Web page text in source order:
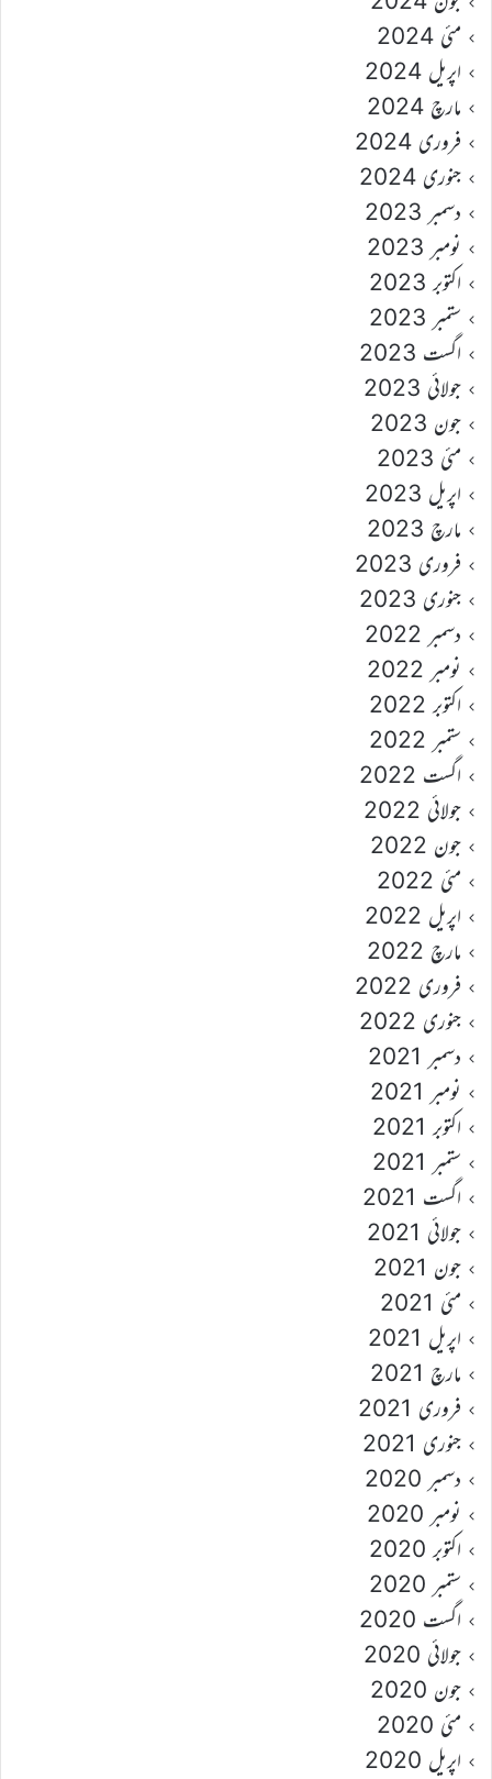
مئی 2024
اپریل 2024
مارچ 2024
فروری 2024
جنوری 2024
دسمبر 2023
نومبر 2023
اکتوبر 2023
ستمبر 2023
اگست 2023
جولائی 2023
جون 2023
مئی 2023
اپریل 2023
مارچ 2023
فروری 2023
جنوری 2023
دسمبر 2022
نومبر 2022
اکتوبر 2022
ستمبر 2022
اگست 2022
جولائی 2022
جون 2022
مئی 2022
اپریل 2022
مارچ 2022
فروری 2022
جنوری 2022
دسمبر 2021
نومبر 2021
اکتوبر 2021
ستمبر 2021
اگست 2021
جولائی 2021
جون 2021
مئی 2021
اپریل 2021
مارچ 2021
فروری 2021
جنوری 2021
دسمبر 2020
نومبر 2020
اکتوبر 2020
ستمبر 2020
اگست 2020
جولائی 2020
جون 2020
مئی 2020
اپریل 2020